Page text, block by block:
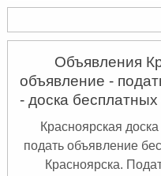
Объявления
объявление -
- доска
Красноярская
подать объявление
Красноярска.